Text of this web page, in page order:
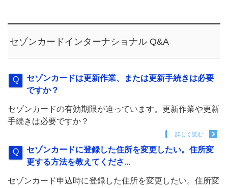
セゾンカードインターナショナル Q&A
セゾンカードは更新作業、または更新手続きは必要
ですか？
セゾンカードの有効期限が迫っています。更新作業や更新
手続きは必要ですか？
詳しく読む
セゾンカードに登録した住所を変更したい。住所変
更する方法を教えてくださ...
セゾンカード申込時に登録した住所を変更したい。住所変